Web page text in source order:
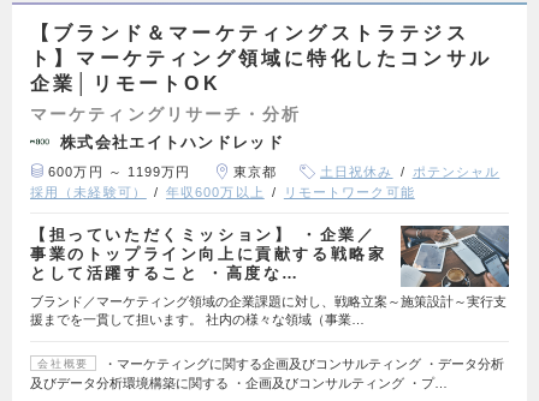
【ブランド＆マーケティングストラテジス
ト】マーケティング領域に特化したコンサル
企業│リモートOK
マーケティングリサーチ・分析
株式会社エイトハンドレッド
600万円 ～ 1199万円 東京都 土日祝休み
ポテンシャル
採用（未経験可）
年収600万以上 リモートワーク可能
【担っていただくミッション】 ・企業／
事業のトップライン向上に貢献する戦略家
として活躍すること ・高度な…
ブランド／マーケティング領域の企業課題に対し、戦略立案～施策設計～実行支
援までを一貫して担います。 社内の様々な領域（事業…
会社概要
・マーケティングに関する企画及びコンサルティング ・データ分析
及びデータ分析環境構築に関する ・企画及びコンサルティング ・プ…